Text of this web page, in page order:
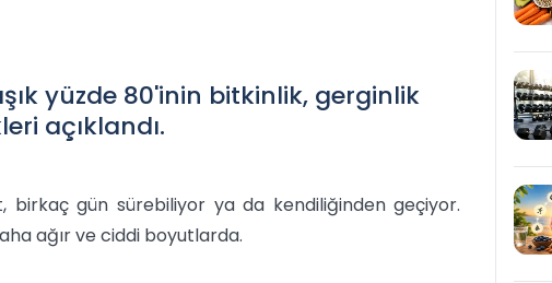
yüzde 80'inin bitkinlik, gerginlik
açıklandı.
gün sürebiliyor ya da kendiliğinden geçiyor.
ağır ve ciddi boyutlarda.